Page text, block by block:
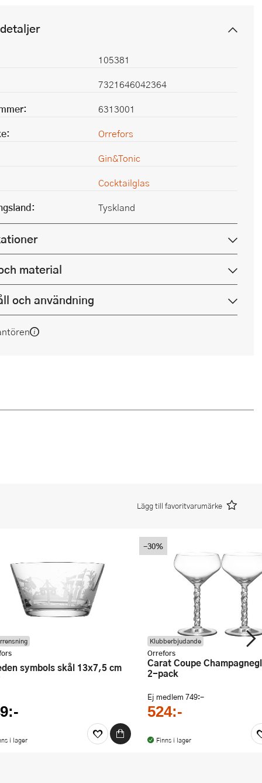
105381
7321646042364
6313001
Orrefors
Gin&Tonic
Cocktailglas
Tyskland
material
och användning
Lägg till favoritvarumärke
i lager
Klubberbjudande
Orrefors
Carat Coupe Champagneglas 25 cl
2-pack
Ej medlem 749:-
524:-
Finns i lager
-30%